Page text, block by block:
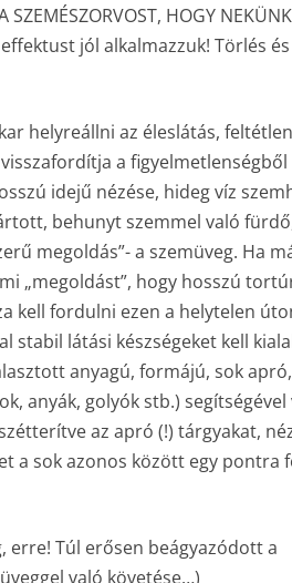
SZEMÉSZORVOST, HOGY
jól alkalmazzuk! Törlés és
helyreállni az éleslátás,
a
idejű nézése, hideg víz
behunyt szemmel való
megoldás”- a szemüveg. Ha
„megoldást”, hogy hosszú
kell fordulni ezen a helytelen
stabil látási készségeket kell
anyagú, formájú, sok apró,
anyák, golyók stb.) segítségével
az apró (!) tárgyakat,
a sok azonos között egy pontra
erre! Túl erősen beágyazódott a
való követése…)